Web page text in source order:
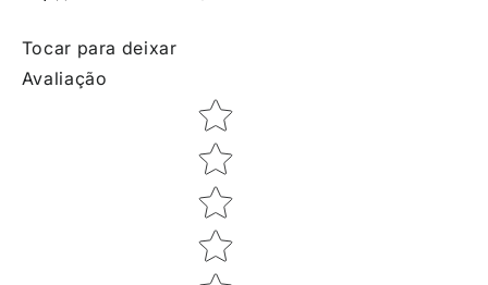
Tocar para deixar
Avaliação
Star rating